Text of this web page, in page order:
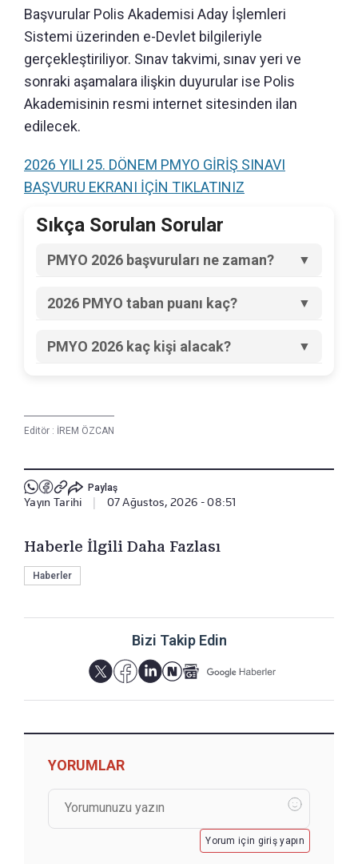
Başvurular Polis Akademisi Aday İşlemleri
Sistemi üzerinden e-Devlet bilgileriyle
gerçekleştiriliyor. Sınav takvimi, sınav yeri ve
sonraki aşamalara ilişkin duyurular ise Polis
Akademisinin resmi internet sitesinden ilan
edilecek.
2026 YILI 25. DÖNEM PMYO GİRİŞ SINAVI
BAŞVURU EKRANI İÇİN TIKLATINIZ
Sıkça Sorulan Sorular
PMYO 2026 başvuruları ne zaman?
Ağustos saat 08.00'de başladı. Başvurular 13
Ağustos 2026 saat 17.00'de sona erecek.
2026 PMYO taban puanı kaç?
250,000 ham puan alınması gerekiyor. Şehit
ve vazife malullerinin eş ve çocukları için
PMYO 2026 kaç kişi alacak?
alınacak.
Editör : İREM ÖZCAN
Paylaş
Yayın Tarihi 07 Ağustos, 2026 - 08:51
Haberle İlgili Daha Fazlası
Haberler
Bizi Takip Edin
YORUMLAR
Yorum için giriş yapın